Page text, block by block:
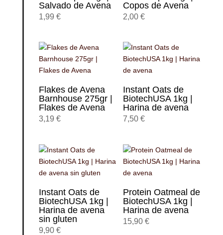
Salvado de Avena
1,99 €
Copos de Avena
2,00 €
Flakes de Avena
Barnhouse 275gr |
Flakes de Avena
3,19 €
Instant Oats de
BiotechUSA 1kg |
Harina de avena
7,50 €
Instant Oats de
BiotechUSA 1kg |
Harina de avena
sin gluten
9,90 €
Protein Oatmeal de
BiotechUSA 1kg |
Harina de avena
15,90 €